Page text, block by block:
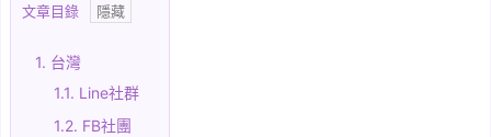
文章目錄
1. 台灣
1.1. Line社群
1.2. FB社團